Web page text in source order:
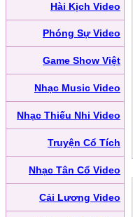
Hài Kịch Video
Phóng Sự Video
Game Show Việt
Nhạc Music Video
Nhạc Thiếu Nhi Video
Truyện Cổ Tích
Nhạc Tân Cổ Video
Cải Lương Video